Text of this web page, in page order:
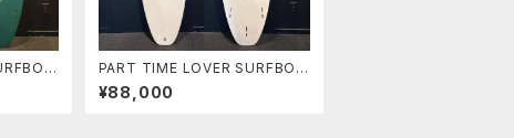
6’0”
PART TIME LOVER SURFBOA
RDS 『THE NEIGHBOR』 6’0”
HP SHORT
¥88,000